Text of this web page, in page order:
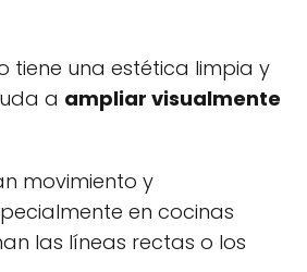
tiene una estética limpia y
a ampliar visualmente
movimiento y
en cocinas
las líneas rectas o los